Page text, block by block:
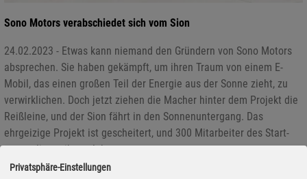
Sono Motors verabschiedet sich vom Sion
24.02.2023 - Etwas kann niemand den Gründern von Sono Motors
absprechen. Sie haben gekämpft, um ihren Traum von einem E-
Mobil, das einen großen Teil der Energie aus der Sonne zieht, zu
verwirklichen. Doch jetzt ziehen die Macher hinter dem Projekt die
Reißleine, und der Sion fährt in den Sonnenuntergang. Das
ehrgeizige Projekt ist gescheitert, und 300 Mitarbeiter des Start-
ups verlieren ihren Job.
Privatsphäre-Einstellungen